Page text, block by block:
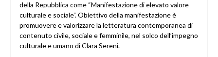
della Repubblica come “Manifestazione di elevato valore
culturale e sociale”. Obiettivo della manifestazione è
promuovere e valorizzare la letteratura contemporanea di
contenuto civile, sociale e femminile, nel solco dell’impegno
culturale e umano di Clara Sereni.